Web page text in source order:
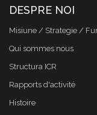
DESPRE NOI
Misiune / Strategie /
Qui sommes nous
Structura ICR
Rapports d'activité
Histoire